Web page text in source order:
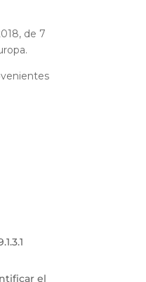
de 7
el